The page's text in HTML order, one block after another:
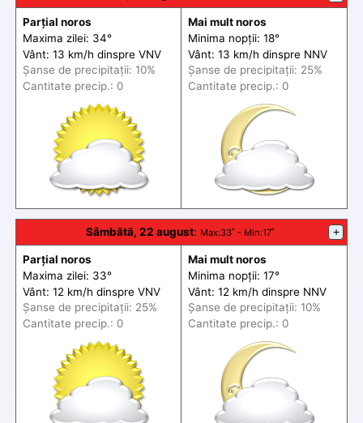
Parțial noros
Maxima zilei: 34°
Vânt: 13 km/h dinspre VNV
Șanse de precipitații: 10%
Cantitate precip.: 0
Mai mult noros
Minima nopții: 18°
Vânt: 13 km/h dinspre NNV
Șanse de precipitații: 25%
Cantitate precip.: 0
Sâmbătă, 22 august: Max:33˚ - Min:17˚ +
Parțial noros
Maxima zilei: 33°
Vânt: 12 km/h dinspre VNV
Șanse de precipitații: 25%
Cantitate precip.: 0
Mai mult noros
Minima nopții: 17°
Vânt: 12 km/h dinspre NNV
Șanse de precipitații: 10%
Cantitate precip.: 0